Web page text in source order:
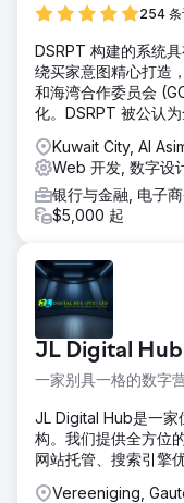
254 条
DSRPT 构建的系统
绕买家意图精心打造
和海湾合作委员会
化。DSRPT 被公认
Kuwait City, Al
Web 开发, 数字设
银行与金融, 电子
$5,000 起
JL Digital
一家别具一格的数字
JL Digital Hub是一家
构。我们提供全方位
网站托管、搜索引擎
Vereeniging,